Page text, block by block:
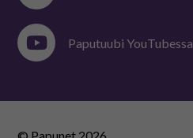
Paputuubi YouTubessa